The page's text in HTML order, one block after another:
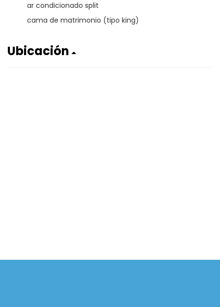
ar condicionado split
cama de matrimonio (tipo king)
Ubicación